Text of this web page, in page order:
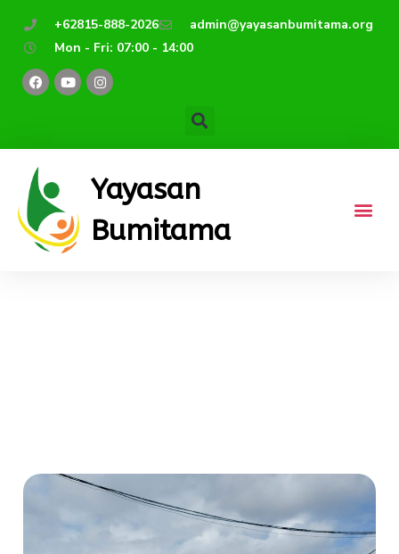
+62815-888-2026
admin@yayasanbumitama.org
Mon - Fri: 07:00 - 14:00
F
a
c
o
k
Y
o
u
e
I
n
s
r
m
Yayasan
Bumitama
Kegiatan
Memeriahkan